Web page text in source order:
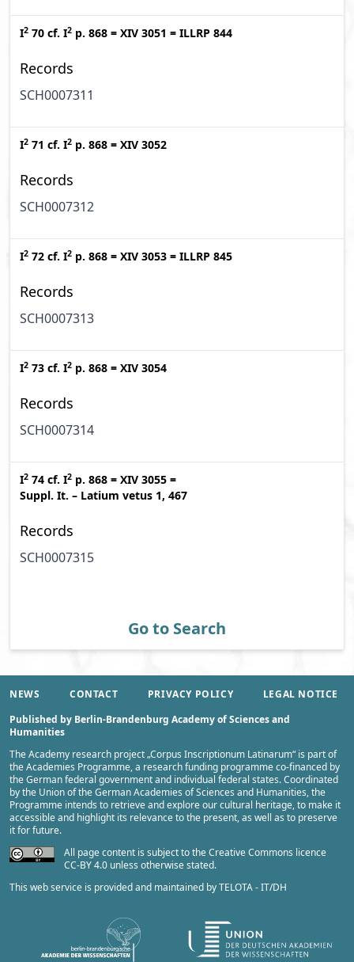
I2 70 cf. I2 p. 868 = XIV 3051 = ILLRP 844
Records
SCH0007311
I2 71 cf. I2 p. 868 = XIV 3052
Records
SCH0007312
I2 72 cf. I2 p. 868 = XIV 3053 = ILLRP 845
Records
SCH0007313
I2 73 cf. I2 p. 868 = XIV 3054
Records
SCH0007314
I2 74 cf. I2 p. 868 = XIV 3055 =
Suppl. It. – Latium vetus 1, 467
Records
SCH0007315
Go to Search
NEWS CONTACT PRIVACY POLICY
LEGAL NOTICE
Published by Berlin-Brandenburg Academy of Sciences and
Humanities
The Academy research project „Corpus Inscriptionum Latinarum“ is part of
theAcademies Programme, a research funding programme co-financed by
the German federal government and individual federal states. Coordinated
by the Union of the German Academies of Sciences and Humanities, the
Programme intends to retrieve and explore our cultural heritage, to make it
accessible and highlight its relevance to the present, as well as to preserve
it for future.
All page content is subject to the Creative Commons licence
CC-BY 4.0 unless otherwise stated.
This web service is provided and maintained byTELOTA - IT/DH